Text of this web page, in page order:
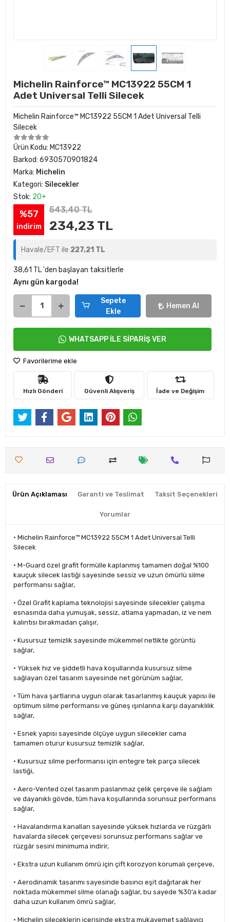
Michelin Rainforce™ MC13922 55CM 1
Adet Universal Telli Silecek
Michelin Rainforce™ MC13922 55CM 1 Adet Universal Telli
Silecek
Ürün Kodu: MC13922
Barkod: 6930570901824
Marka: Michelin
Kategori: Silecekler
Stok: 20+
%57
indirim
543,40 TL
234,23 TL
Havale/EFT ile 227,21 TL
38,61 TL 'den başlayan taksitlerle
Aynı gün kargoda!
Sepete
Ekle
Hemen Al
WHATSAPP İLE SİPARİŞ VER
Favorilerime ekle
Hızlı Gönderi Güvenli Alışveriş İade ve Değişim
Ürün Açıklaması Garanti ve Teslimat Taksit Seçenekleri
Yorumlar
• Michelin Rainforce™ MC13922 55CM 1 Adet Universal Telli
Silecek
• M-Guard özel grafit formülle kaplanmış tamamen doğal %100
kauçuk silecek lastiği sayesinde sessiz ve uzun ömürlü silme
performansı sağlar,
• Özel Grafit kaplama teknolojisi sayesinde silecekler çalışma
esnasında daha yumuşak, sessiz, atlama yapmadan, iz ve nem
kalıntısı bırakmadan çalışır,
• Kusursuz temizlik sayesinde mükemmel netlikte görüntü
sağlar,
• Yüksek hız ve şiddetli hava koşullarında kusursuz silme
sağlayan özel tasarım sayesinde net görünüm sağlar,
• Tüm hava şartlarına uygun olarak tasarlanmış kauçuk yapısı ile
optimum silme performansı ve güneş ışınlarına karşı dayanıklılık
sağlar,
• Esnek yapısı sayesinde ölçüye uygun silecekler cama
tamamen oturur kusursuz temizlik sağlar,
• Kusursuz silme performansı için entegre tek parça silecek
lastiği,
• Aero-Vented özel tasarım paslanmaz çelik çerçeve ile sağlam
ve dayanıklı gövde, tüm hava koşullarında sorunsuz performans
sağlar,
• Havalandırma kanalları sayesinde yüksek hızlarda ve rüzgârlı
havalarda silecek çerçevesi sorunsuz performans sağlar ve
rüzgâr sesini minimuma indirir,
• Ekstra uzun kullanım ömrü için çift korozyon korumalı çerçeve,
• Aerodinamik tasarımı sayesinde basıncı eşit dağıtarak her
noktada mükemmel silme olanağı sağlar, bu sayede %30’a kadar
daha uzun kullanım ömrü sağlar,
• Michelin sileceklerin içerisinde ekstra mukavemet sağlayıcı